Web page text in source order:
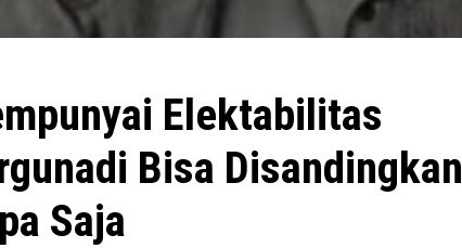
Elektabilitas
Bisa Disandingkan
Saja